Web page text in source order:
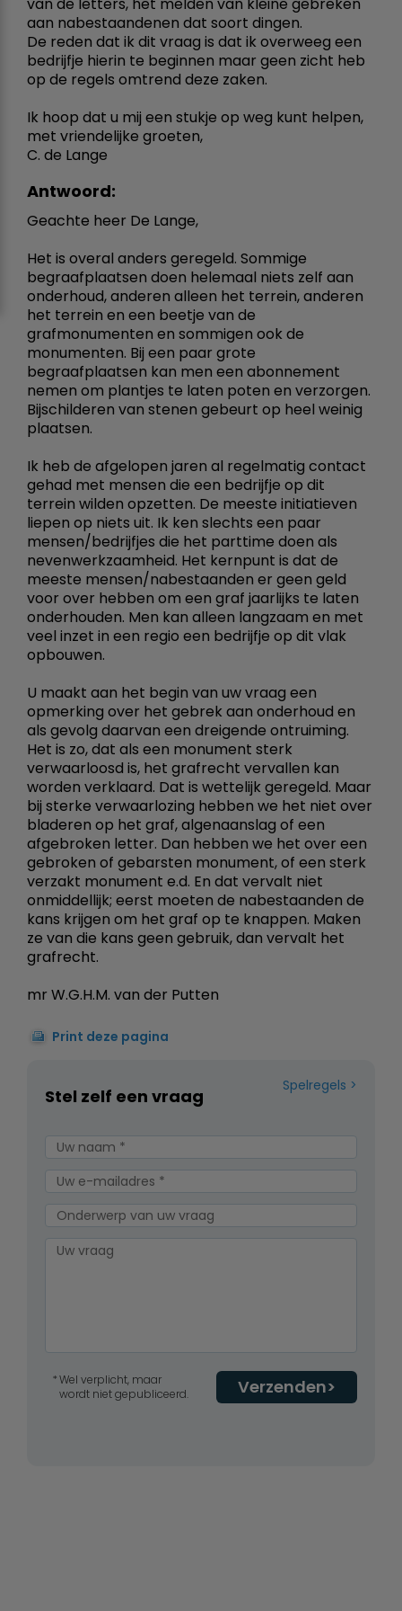
aan nabestaandenen dat soort dingen.
De reden dat ik dit vraag is dat ik overweeg een
bedrijfje hierin te beginnen maar geen zicht heb
op de regels omtrend deze zaken.
Ik hoop dat u mij een stukje op weg kunt helpen,
met vriendelijke groeten,
C. de Lange
Antwoord:
Geachte heer De Lange,
Het is overal anders geregeld. Sommige
begraafplaatsen doen helemaal niets zelf aan
onderhoud, anderen alleen het terrein, anderen
het terrein en een beetje van de
grafmonumenten en sommigen ook de
monumenten. Bij een paar grote
begraafplaatsen kan men een abonnement
nemen om plantjes te laten poten en verzorgen.
Bijschilderen van stenen gebeurt op heel weinig
plaatsen.
Ik heb de afgelopen jaren al regelmatig contact
gehad met mensen die een bedrijfje op dit
terrein wilden opzetten. De meeste initiatieven
liepen op niets uit. Ik ken slechts een paar
mensen/bedrijfjes die het parttime doen als
nevenwerkzaamheid. Het kernpunt is dat de
meeste mensen/nabestaanden er geen geld
voor over hebben om een graf jaarlijks te laten
onderhouden. Men kan alleen langzaam en met
veel inzet in een regio een bedrijfje op dit vlak
opbouwen.
U maakt aan het begin van uw vraag een
opmerking over het gebrek aan onderhoud en
als gevolg daarvan een dreigende ontruiming.
Het is zo, dat als een monument sterk
verwaarloosd is, het grafrecht vervallen kan
worden verklaard. Dat is wettelijk geregeld. Maar
bij sterke verwaarlozing hebben we het niet over
bladeren op het graf, algenaanslag of een
afgebroken letter. Dan hebben we het over een
gebroken of gebarsten monument, of een sterk
verzakt monument e.d. En dat vervalt niet
onmiddellijk; eerst moeten de nabestaanden de
kans krijgen om het graf op te knappen. Maken
ze van die kans geen gebruik, dan vervalt het
grafrecht.
mr W.G.H.M. van der Putten
Print deze pagina
Spelregels
Stel zelf een vraag
Verzenden
Wel verplicht, maar
wordt niet gepubliceerd.